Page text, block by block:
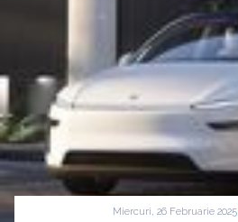
Miercuri, 26 Februarie 2025 |